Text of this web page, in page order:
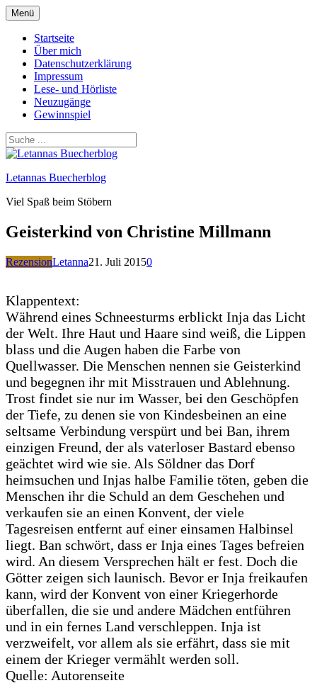
Zum
Inhalt
springen
Menü
Startseite
Über mich
Datenschutzerklärung
Impressum
Lese- und Hörliste
Neuzugänge
Gewinnspiel
Letannas Buecherblog
Viel Spaß beim Stöbern
Geisterkind von Christine Millmann
RezensionLetanna21. Juli 20150
Klappentext:
Während eines Schneesturms erblickt Inja das Licht
der Welt. Ihre Haut und Haare sind weiß, die Lippen
blass und die Augen haben die Farbe von
Quellwasser. Die Menschen nennen sie Geisterkind
und begegnen ihr mit Misstrauen und Ablehnung.
Trost findet sie nur im Wasser, bei den Geschöpfen
der Tiefe, zu denen sie von Kindesbeinen an eine
seltsame Verbindung verspürt und bei Ban, ihrem
einzigen Freund, der als vaterloser Bastard ebenso
geächtet wird wie sie. Als Söldner das Dorf
heimsuchen und Injas halbe Familie töten, geben die
Menschen ihr die Schuld an dem Geschehen und
verkaufen sie an einen Konvent, der viele
Tagesreisen entfernt auf einer einsamen Halbinsel
liegt. Ban schwört, dass er Inja eines Tages befreien
wird. An diesem Versprechen hält er fest. Doch die
Götter zeigen sich launisch. Bevor er Inja freikaufen
kann, wird der Konvent von einer Kriegerhorde
überfallen, die sie und andere Mädchen entführen
und in ein fernes Land verschleppen. Inja ist
verzweifelt, vor allem als sie erfährt, dass sie mit
einem der Krieger vermählt werden soll.
Quelle: Autorenseite